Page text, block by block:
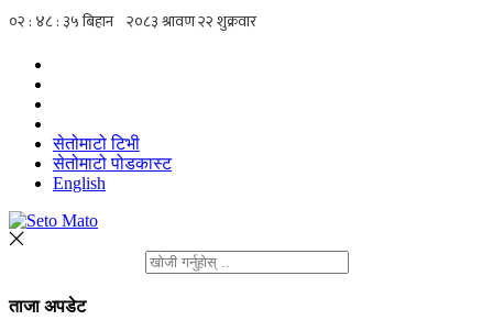
सेतोमाटो टिभी
सेतोमाटो पोडकास्ट
English
ताजा अपडेट